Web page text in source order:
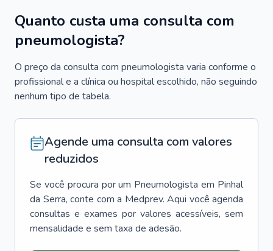
Quanto custa uma consulta com
pneumologista?
O preço da consulta com pneumologista varia conforme o
profissional e a clínica ou hospital escolhido, não seguindo
nenhum tipo de tabela.
Agende uma consulta com valores
reduzidos
Se você procura por um Pneumologista em Pinhal
da Serra, conte com a Medprev. Aqui você agenda
consultas e exames por valores acessíveis, sem
mensalidade e sem taxa de adesão.